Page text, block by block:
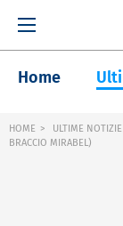
Home
HOME ULTIME NOTIZIE
BRACCIO MIRABEL)